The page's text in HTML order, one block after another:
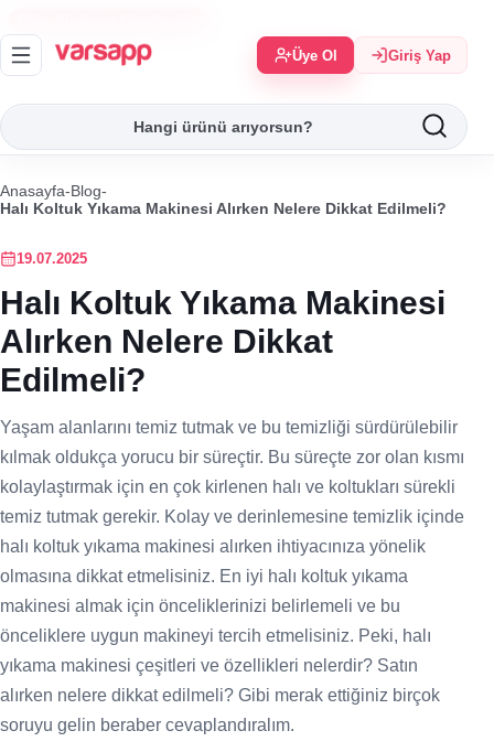
Üye Ol Giriş Yap
Anasayfa-Blog-
Halı Koltuk Yıkama Makinesi Alırken Nelere Dikkat Edilmeli?
19.07.2025
Halı Koltuk Yıkama Makinesi
Alırken Nelere Dikkat
Edilmeli?
Yaşam alanlarını temiz tutmak ve bu temizliği sürdürülebilir
kılmak oldukça yorucu bir süreçtir. Bu süreçte zor olan kısmı
kolaylaştırmak için en çok kirlenen halı ve koltukları sürekli
temiz tutmak gerekir. Kolay ve derinlemesine temizlik içinde
halı koltuk yıkama makinesi alırken ihtiyacınıza yönelik
olmasına dikkat etmelisiniz. En iyi halı koltuk yıkama
makinesi almak için önceliklerinizi belirlemeli ve bu
önceliklere uygun makineyi tercih etmelisiniz. Peki, halı
yıkama makinesi çeşitleri ve özellikleri nelerdir? Satın
alırken nelere dikkat edilmeli? Gibi merak ettiğiniz birçok
soruyu gelin beraber cevaplandıralım.